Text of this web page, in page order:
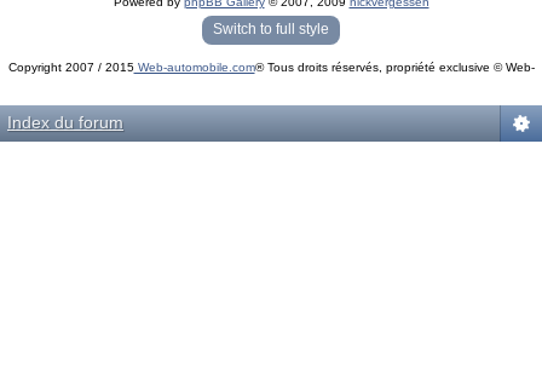
« phpBB Gallery » - Traduction française par
darky
Switch to full style
Copyright 2007 / 2015Web-automobile.com® Tous droits réservés, propriété exclusive © Web-
Index du forum